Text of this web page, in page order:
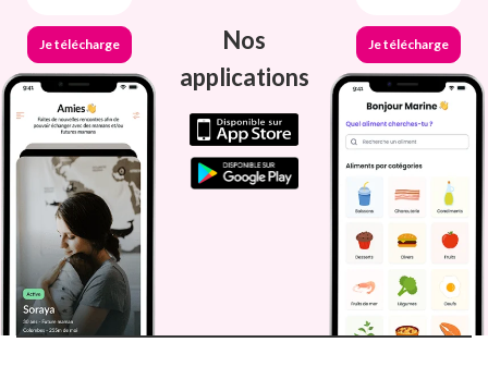
Je télécharge
Nos
applications
Je télécharge